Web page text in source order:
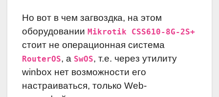
Но вот в чем загвоздка, на этом
оборудовании Mikrotik CSS610-8G-2S+
стоит не операционная система
RouterOS, а SwOS, т.е. через утилиту
winbox нет возможности его
настраиваться, только Web-